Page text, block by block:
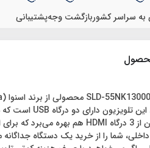
به سراسر کشوربازگشت وجهپشتیبانی
شما را از خرید یک دستگاه